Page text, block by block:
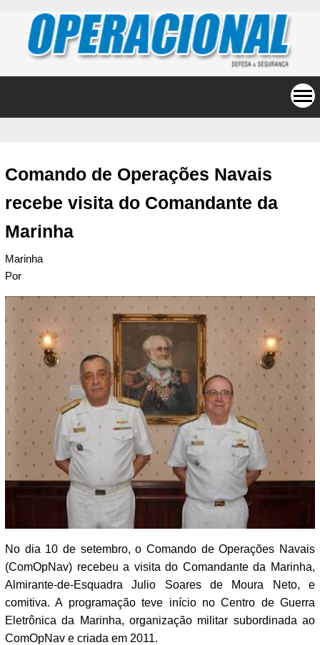
Comando de Operações Navais
recebe visita do Comandante da
Marinha
Marinha
Por
No dia 10 de setembro, o Comando de Operações Navais
(ComOpNav) recebeu a visita do Comandante da Marinha,
Almirante-de-Esquadra Julio Soares de Moura Neto, e
comitiva. A programação teve início no Centro de Guerra
Eletrônica da Marinha, organização militar subordinada ao
ComOpNav e criada em 2011.